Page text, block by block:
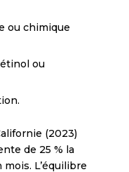
ou chimique
ou
(2023)
de 25 % la
L’équilibre